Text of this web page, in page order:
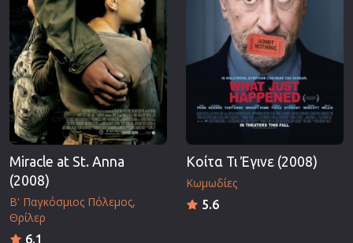
Miracle at St. Anna
(2008)
Β' Παγκόσμιος Πόλεμος
Θρίλερ
6.1
Κοίτα Τι Έγινε (2008)
Κωμωδίες
5.6